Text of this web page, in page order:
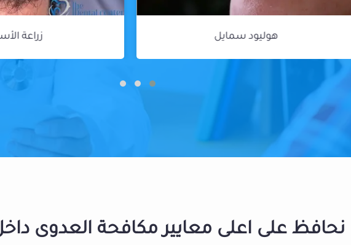
نحافظ على اعلى معايير مكافحة العدوى